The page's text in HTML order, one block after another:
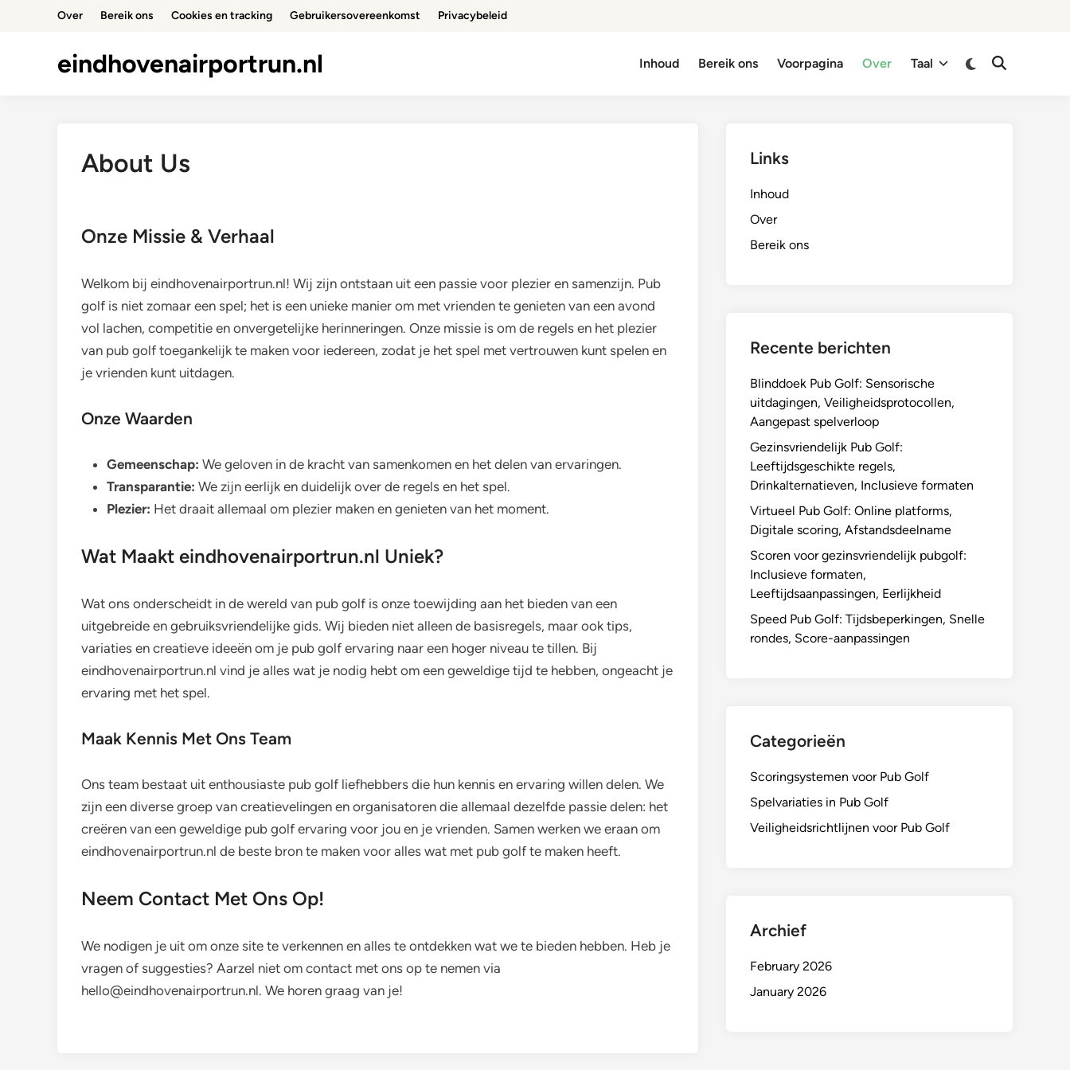
Over Bereik ons Cookies en tracking Gebruikersovereenkomst Privacybeleid
eindhovenairportrun.nl Inhoud Bereik ons Voorpagina Over Taal
Switch
Open
About Us
Onze Missie & Verhaal
Welkom bij eindhovenairportrun.nl! Wij zijn ontstaan uit een passie voor plezier en samenzijn. Pub
golf is niet zomaar een spel; het is een unieke manier om met vrienden te genieten van een avond
vol lachen, competitie en onvergetelijke herinneringen. Onze missie is om de regels en het plezier
van pub golf toegankelijk te maken voor iedereen, zodat je het spel met vertrouwen kunt spelen en
je vrienden kunt uitdagen.
Onze Waarden
Gemeenschap: We geloven in de kracht van samenkomen en het delen van ervaringen.
Transparantie: We zijn eerlijk en duidelijk over de regels en het spel.
Plezier: Het draait allemaal om plezier maken en genieten van het moment.
Wat Maakt eindhovenairportrun.nl Uniek?
Wat ons onderscheidt in de wereld van pub golf is onze toewijding aan het bieden van een
uitgebreide en gebruiksvriendelijke gids. Wij bieden niet alleen de basisregels, maar ook tips,
variaties en creatieve ideeën om je pub golf ervaring naar een hoger niveau te tillen. Bij
eindhovenairportrun.nl vind je alles wat je nodig hebt om een geweldige tijd te hebben, ongeacht je
ervaring met het spel.
Maak Kennis Met Ons Team
Ons team bestaat uit enthousiaste pub golf liefhebbers die hun kennis en ervaring willen delen. We
zijn een diverse groep van creatievelingen en organisatoren die allemaal dezelfde passie delen: het
creëren van een geweldige pub golf ervaring voor jou en je vrienden. Samen werken we eraan om
eindhovenairportrun.nl de beste bron te maken voor alles wat met pub golf te maken heeft.
Neem Contact Met Ons Op!
We nodigen je uit om onze site te verkennen en alles te ontdekken wat we te bieden hebben. Heb je
vragen of suggesties? Aarzel niet om contact met ons op te nemen via
hello@eindhovenairportrun.nl. We horen graag van je!
Links
Inhoud
Over
Bereik ons
Recente berichten
Blinddoek Pub Golf: Sensorische
uitdagingen, Veiligheidsprotocollen,
Aangepast spelverloop
Gezinsvriendelijk Pub Golf:
Leeftijdsgeschikte regels,
Drinkalternatieven, Inclusieve formaten
Virtueel Pub Golf: Online platforms,
Digitale scoring, Afstandsdeelname
Scoren voor gezinsvriendelijk pubgolf:
Inclusieve formaten,
Leeftijdsaanpassingen, Eerlijkheid
Speed Pub Golf: Tijdsbeperkingen, Snelle
rondes, Score-aanpassingen
Categorieën
Scoringsystemen voor Pub Golf
Spelvariaties in Pub Golf
Veiligheidsrichtlijnen voor Pub Golf
Archief
February 2026
January 2026